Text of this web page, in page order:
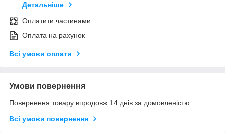
Детальніше
Оплатити частинами
Оплата на рахунок
Всі умови оплати
Умови повернення
Повернення товару впродовж 14 днів за домовленістю
Всі умови повернення